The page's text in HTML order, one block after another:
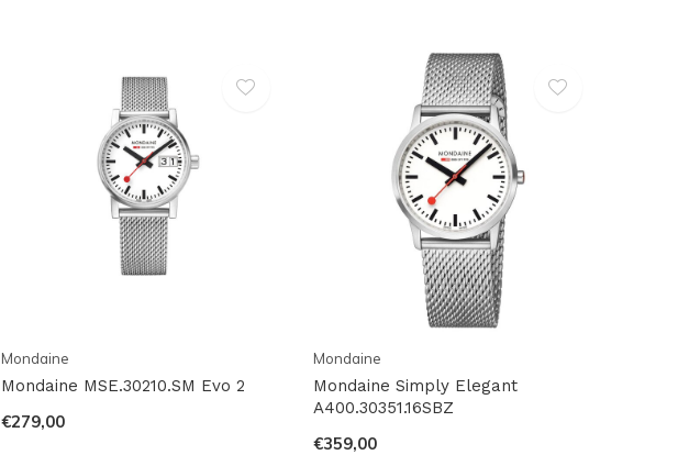
Mondaine
Mondaine MSE.30210.SM Evo 2
€279,00
Mondaine
Mondaine Simply Elegant
A400.30351.16SBZ
€359,00